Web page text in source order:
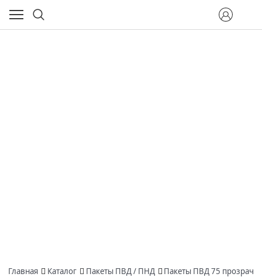
Главная Каталог Пакеты ПВД / ПНД Пакеты ПВД 75